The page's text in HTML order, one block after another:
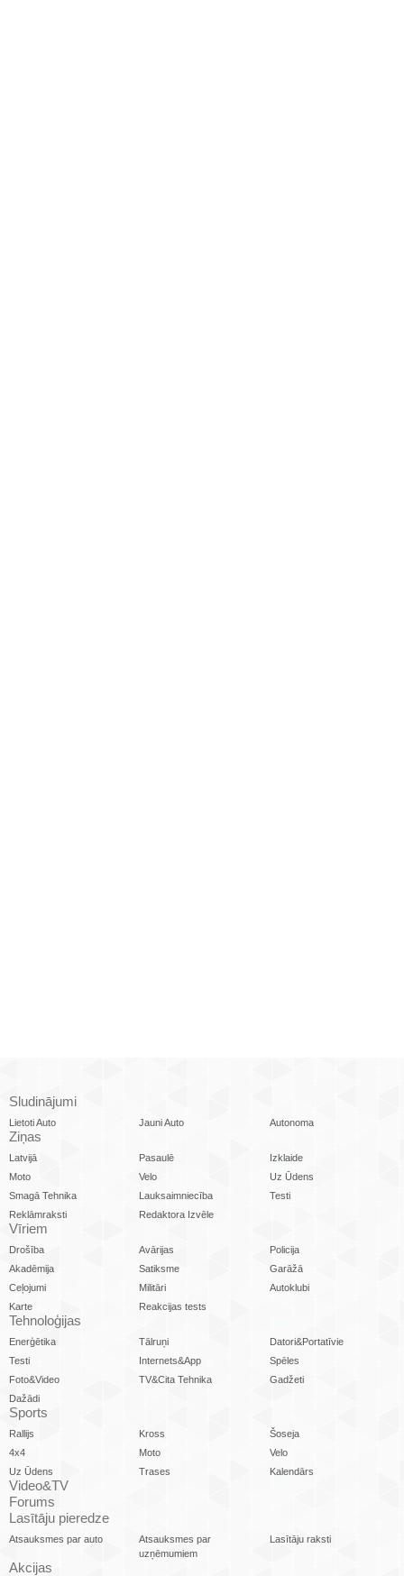
Sludinājumi
Lietoti Auto Jauni Auto Autonoma
Ziņas
Latvijā Pasaulē
Izklaide
Moto
Velo
Uz Ūdens
Smagā Tehnika
Lauksaimniecība
Testi
Reklāmraksti
Redaktora Izvēle
Vīriem
Drošība Avārijas
Policija
Akadēmija
Satiksme
Garāžā
Ceļojumi
Militāri
Autoklubi
Karte
Reakcijas tests
Tehnoloģijas
Enerģētika Tālruņi
Datori&Portatīvie
Testi
Internets&App
Spēles
Foto&Video
TV&Cita Tehnika
Gadžeti
Dažādi
Sports
Rallijs Kross
Šoseja
4x4
Moto
Velo
Uz Ūdens
Trases Kalendārs
Video&TV
Forums
Lasītāju pieredze
Atsauksmes par auto
Atsauksmes par
uzņēmumiem
Lasītāju raksti
Akcijas